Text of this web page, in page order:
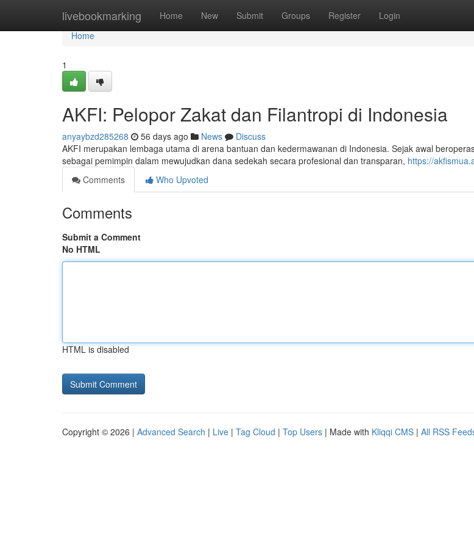
livebookmarking Home New Submit Groups Register Login
Home
Home
1
AKFI: Pelopor Zakat dan Filantropi di Indonesia
anyaybzd285268 56 days ago News
Discuss
AKFI merupakan lembaga utama di arena bantuan dan kedermawanan di Indonesia. Sejak awal
sebagai pemimpin dalam mewujudkan dana sedekah secara profesional dan transparan, https://
Comments
Who Upvoted
Comments
Submit a Comment
No HTML
HTML is disabled
Copyright © 2026 | Advanced Search | Live | Tag Cloud | Top Users | Made with Kliqqi CMS | All RSS